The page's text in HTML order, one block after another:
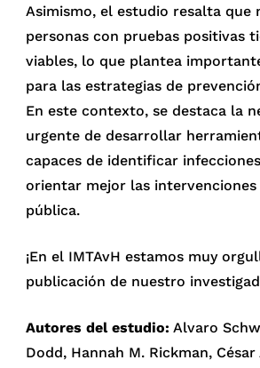
Asimismo, el estudio resalta que
personas con pruebas positivas
viables, lo que plantea
para las estrategias de
En este contexto, se destaca la
urgente de desarrollar
capaces de identificar
orientar mejor las intervenciones
pública.
¡En el IMTAvH estamos muy
publicación de nuestro
Autores del estudio: Alvaro
Dodd, Hannah M. Rickman,